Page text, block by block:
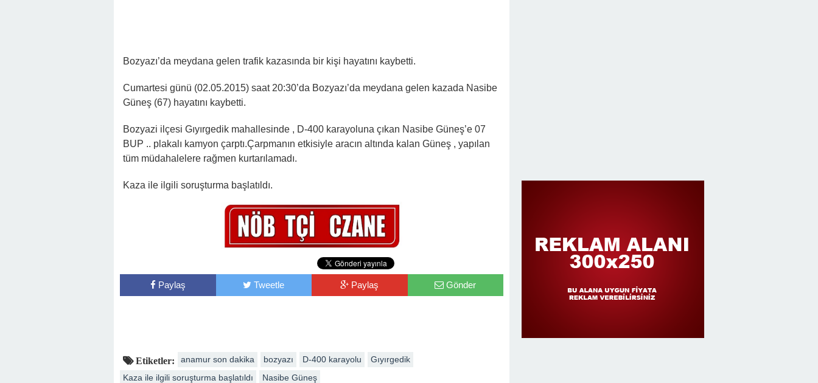
Bozyazı’da meydana gelen trafik kazasında bir kişi hayatını kaybetti.
Cumartesi günü (02.05.2015) saat 20:30’da Bozyazı’da meydana gelen kazada Nasibe
Güneş (67) hayatını kaybetti.
Bozyazi ilçesi Gıyırgedik mahallesinde , D-400 karayoluna çıkan Nasibe Güneş’e 07
BUP .. plakalı kamyon çarptı.Çarpmanın etkisiyle aracın altında kalan Güneş , yapılan
tüm müdahalelere rağmen kurtarılamadı.
Kaza ile ilgili soruşturma başlatıldı.
Paylaş Tweetle Paylaş Gönder
Etiketler: anamur son dakika bozyazı D-400 karayolu
Gıyırgedik
Kaza ile ilgili soruşturma başlatıldı
Nasibe Güneş